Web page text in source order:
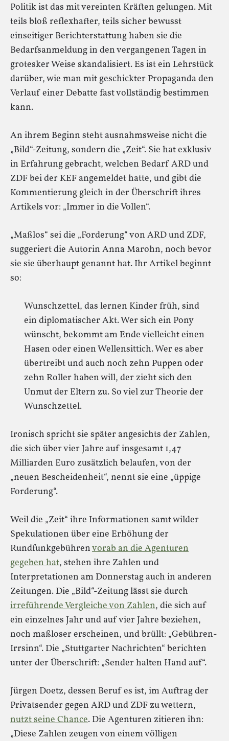
Politik ist das mit vereinten Kräften gelungen. Mit
teils bloß reflexhafter, teils sicher bewusst
einseitiger Berichterstattung haben sie die
Bedarfsanmeldung in den vergangenen Tagen in
grotesker Weise skandalisiert. Es ist ein Lehrstück
darüber, wie man mit geschickter Propaganda den
Verlauf einer Debatte fast vollständig bestimmen
kann.
An ihrem Beginn steht ausnahmsweise nicht die
„Bild“-Zeitung, sondern die „Zeit“. Sie hat exklusiv
in Erfahrung gebracht, welchen Bedarf ARD und
ZDF bei der KEF angemeldet hatte, und gibt die
Kommentierung gleich in der Überschrift ihres
Artikels vor: „Immer in die Vollen“.
„Maßlos“ sei die „Forderung“ von ARD und ZDF,
suggeriert die Autorin Anna Marohn, noch bevor
sie sie überhaupt genannt hat. Ihr Artikel beginnt
so:
Wunschzettel, das lernen Kinder früh, sind
ein diplomatischer Akt. Wer sich ein Pony
wünscht, bekommt am Ende vielleicht einen
Hasen oder einen Wellensittich. Wer es aber
übertreibt und auch noch zehn Puppen oder
zehn Roller haben will, der zieht sich den
Unmut der Eltern zu. So viel zur Theorie der
Wunschzettel.
Ironisch spricht sie später angesichts der Zahlen,
die sich über vier Jahre auf insgesamt 1,47
Milliarden Euro zusätzlich belaufen, von der
„neuen Bescheidenheit“, nennt sie eine „üppige
Forderung“.
Weil die „Zeit“ ihre Informationen samt wilder
Spekulationen über eine Erhöhung der
Rundfunkgebührenvorab an die Agenturen
gegeben hat, stehen ihre Zahlen und
Interpretationen am Donnerstag auch in anderen
Zeitungen. Die „Bild“-Zeitung lässt sie durch
irreführende Vergleiche von Zahlen, die sich auf
ein einzelnes Jahr und auf vier Jahre beziehen,
noch maßloser erscheinen, und brüllt: „Gebühren-
Irrsinn“. Die „Stuttgarter Nachrichten“ berichten
unter der Überschrift: „Sender halten Hand auf“.
Jürgen Doetz, dessen Beruf es ist, im Auftrag der
Privatsender gegen ARD und ZDF zu wettern,
nutzt seine Chance. Die Agenturen zitieren ihn:
„Diese Zahlen zeugen von einem völligen